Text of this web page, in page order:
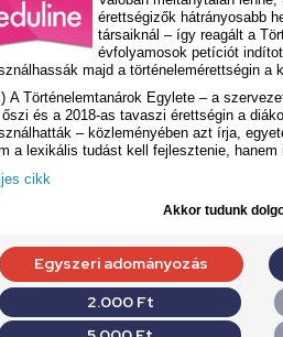
érettségizők hátrányosabb
társaiknál – így reagált a
évfolyamosok petíciót
majd a történelemérettségin a
A Történelemtanárok Egylete – a
és a 2018-as tavaszi érettségin a
– közleményében azt írja,
a lexikális tudást kell fejlesztenie,
cikk
Akkor tudunk